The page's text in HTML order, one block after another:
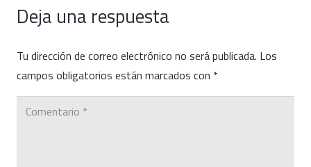
Deja una respuesta
Tu dirección de correo electrónico no será publicada. Los
campos obligatorios están marcados con *